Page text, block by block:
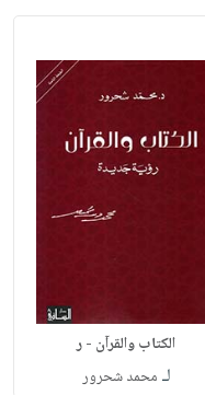
الكتاب والقرآن - ر
لـ محمد شحرور